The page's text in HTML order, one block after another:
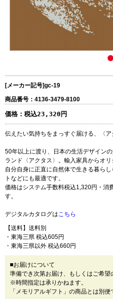
[メーカー記号]gc-19
商品番号：4136-3479-8100
価格： 税込23,320円
伝えたい気持ちをまっすぐ届ける、〈ア
50年以上に渡り、日本の生活デザイン
ランド〈アクタス〉。輸入家具からオ
自分自身に正直に自然体で生きる暮ら
トなどにも最適です。
価格はシステム手数料税込1,320円・消
す。
デジタルカタログはこちら
【送料】送料別
・東海三県 税込605円
・東海三県以外 税込660円
■お届けについて
準備でき次第お届け、もしくはご希望
※時間指定は承りかねます。
「メモリアルギフト」の商品とは別便